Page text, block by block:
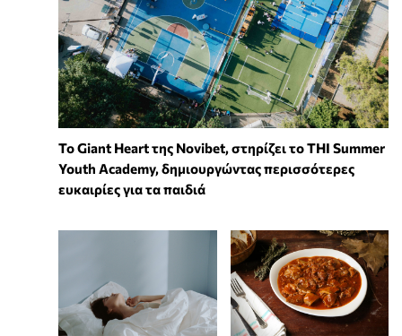
To Giant Heart της Novibet, στηρίζει το THI Summer
Youth Academy, δημιουργώντας περισσότερες
ευκαιρίες για τα παιδιά